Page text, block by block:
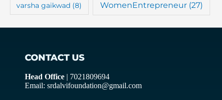
varsha gaikwad (8) WomenEntrepreneur (27)
CONTACT US
Head Office | 7021809694
Email: srdalvifoundation@gmail.com